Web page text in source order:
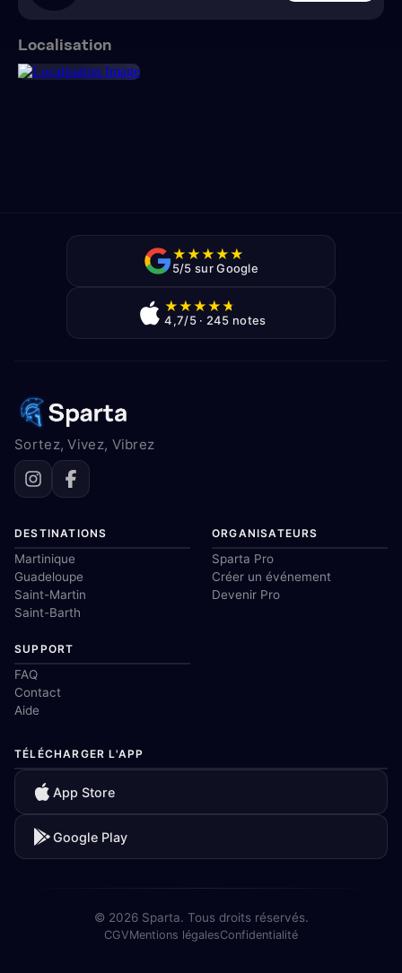
Localisation
★★★★★
5/5 sur Google
★★★★★
4,7/5 · 245 notes
Sortez, Vivez, Vibrez
DESTINATIONS
Martinique
Guadeloupe
Saint-Martin
Saint-Barth
ORGANISATEURS
Sparta Pro
Créer un événement
Devenir Pro
SUPPORT
FAQ
Contact
Aide
TÉLÉCHARGER L'APP
App Store
Google Play
© 2026 Sparta. Tous droits réservés.
CGVMentions légalesConfidentialité